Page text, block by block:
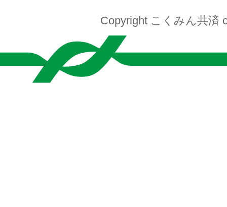
Copyright こくみん共済